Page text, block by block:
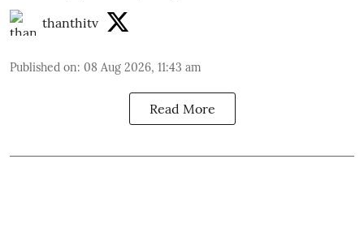
thanthitv
Published on: 08 Aug 2026, 11:43 am
Read More